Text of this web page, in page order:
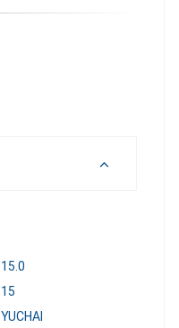
15.0
15
YUCHAI